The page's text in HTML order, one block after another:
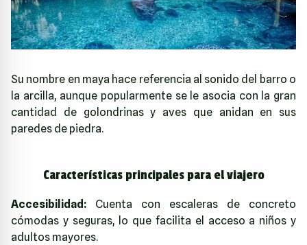
Su nombre en maya hace referencia al sonido del barro o
la arcilla, aunque popularmente se le asocia con la gran
cantidad de golondrinas y aves que anidan en sus
paredes de piedra.
Características principales para el viajero
Accesibilidad: Cuenta con escaleras de concreto
cómodas y seguras, lo que facilita el acceso a niños y
adultos mayores.